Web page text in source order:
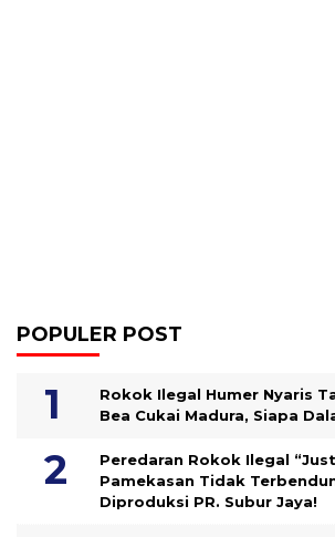
POPULER POST
Rokok Ilegal Humer Nyaris
Bea Cukai Madura, Siapa
Peredaran Rokok Ilegal
Pamekasan Tidak
Diproduksi PR. Subur Jaya!